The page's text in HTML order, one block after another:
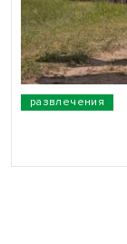
развлечения